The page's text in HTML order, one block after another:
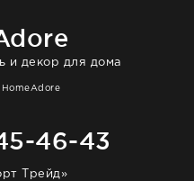
и декор для дома
46-43
Трейд»